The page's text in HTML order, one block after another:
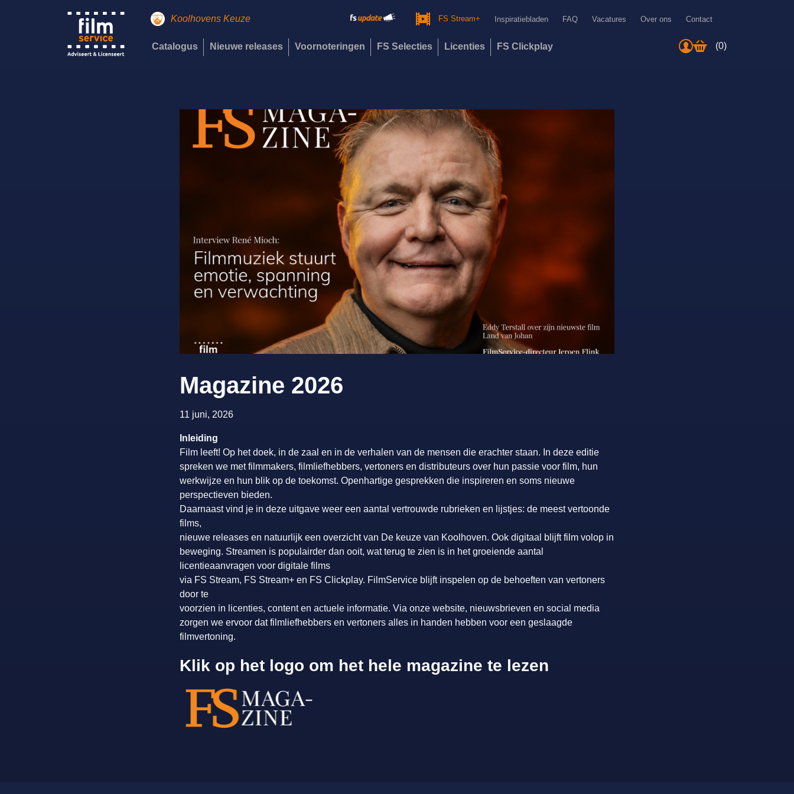
Koolhovens Keuze
(0)
Catalogus Nieuwe releases Voornoteringen FS Selecties Licenties FS Clickplay
FS Stream+ Inspiratiebladen FAQ Vacatures Over ons Contact
Magazine 2026
11 juni, 2026
Inleiding
Film leeft! Op het doek, in de zaal en in de verhalen van de mensen die erachter staan. In deze editie
spreken we met filmmakers, filmliefhebbers, vertoners en distributeurs over hun passie voor film, hun
werkwijze en hun blik op de toekomst. Openhartige gesprekken die inspireren en soms nieuwe
perspectieven bieden.
Daarnaast vind je in deze uitgave weer een aantal vertrouwde rubrieken en lijstjes: de meest vertoonde
films,
nieuwe releases en natuurlijk een overzicht van De keuze van Koolhoven. Ook digitaal blijft film volop in
beweging. Streamen is populairder dan ooit, wat terug te zien is in het groeiende aantal
licentieaanvragen voor digitale films
via FS Stream, FS Stream+ en FS Clickplay. FilmService blijft inspelen op de behoeften van vertoners
door te
voorzien in licenties, content en actuele informatie. Via onze website, nieuwsbrieven en social media
zorgen we ervoor dat filmliefhebbers en vertoners alles in handen hebben voor een geslaagde
filmvertoning.
Klik op het logo om het hele magazine te lezen